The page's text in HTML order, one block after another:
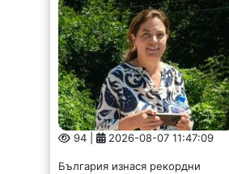
94 | 2026-08-07 11:47:09
България изнася рекордни